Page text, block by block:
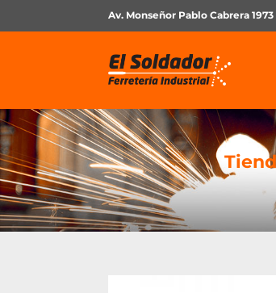
Av. Monseñor Pablo Cabrera 1973